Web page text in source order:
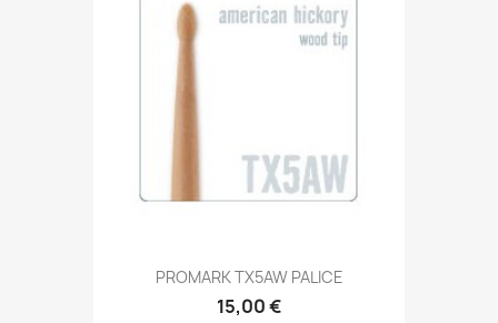
PROMARK TX5AW PALICE
15,00 €